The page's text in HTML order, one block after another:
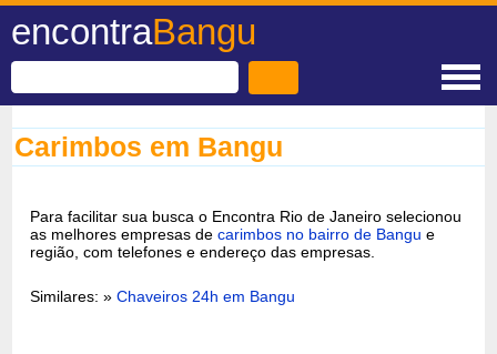
encontraBangu
Carimbos em Bangu
Para facilitar sua busca o Encontra Rio de Janeiro selecionou
as melhores empresas decarimbos no bairro de Bangu e
região, com telefones e endereço das empresas.
Similares: »Chaveiros 24h em Bangu